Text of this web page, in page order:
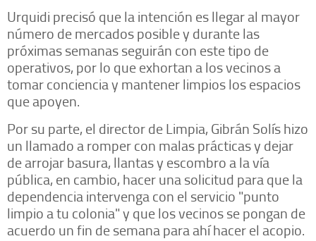
Urquidi precisó que la intención es llegar al mayor
número de mercados posible y durante las
próximas semanas seguirán con este tipo de
operativos, por lo que exhortan a los vecinos a
tomar conciencia y mantener limpios los espacios
que apoyen.
Por su parte, el director de Limpia, Gibrán Solís hizo
un llamado a romper con malas prácticas y dejar
de arrojar basura, llantas y escombro a la vía
pública, en cambio, hacer una solicitud para que la
dependencia intervenga con el servicio "punto
limpio a tu colonia" y que los vecinos se pongan de
acuerdo un fin de semana para ahí hacer el acopio.